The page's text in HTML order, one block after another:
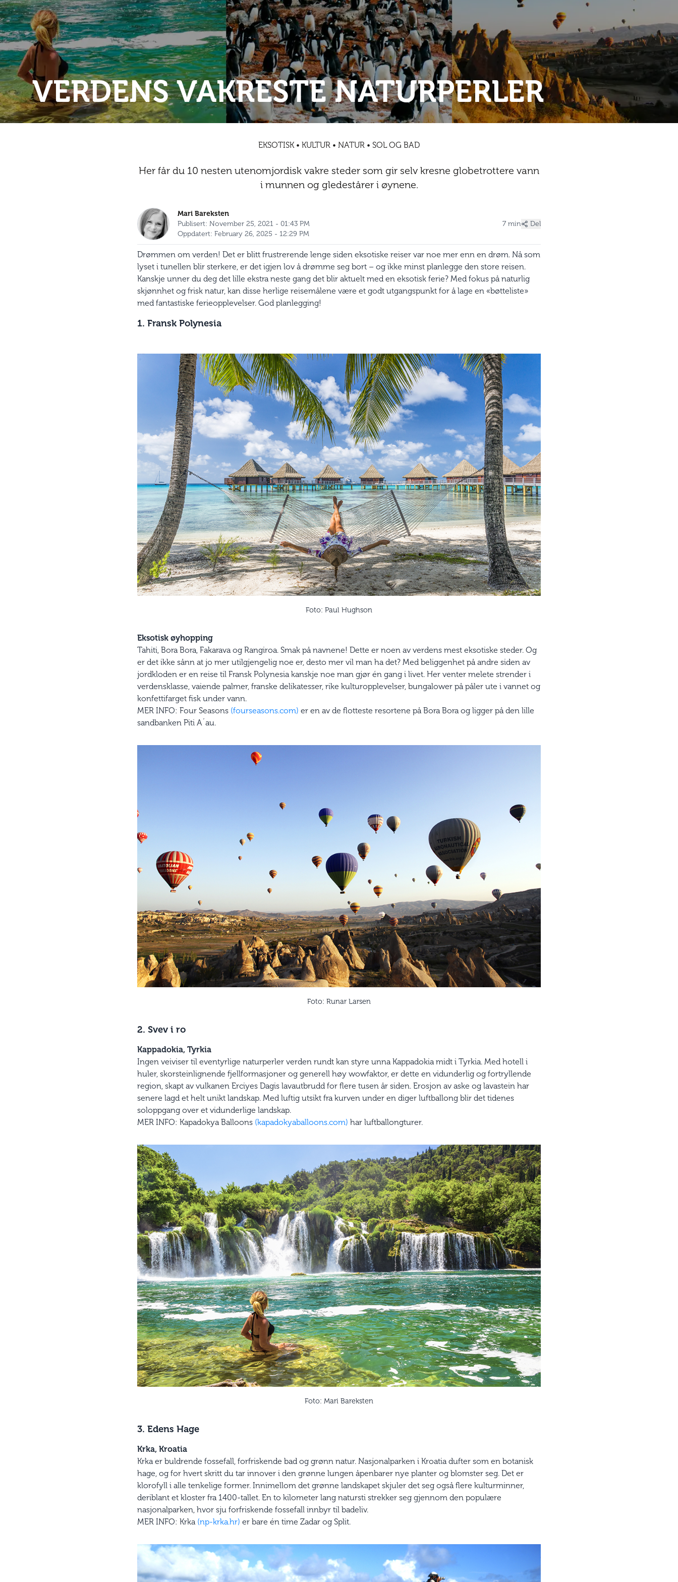
VERDENS VAKRESTE NATURPERLER
EKSOTISK • KULTUR • NATUR • SOL OG BAD
Her får du 10 nesten utenomjordisk vakre steder som gir selv kresne globetrottere vann
i munnen og gledestårer i øynene.
Mari Bareksten
Publisert: November 25, 2021 - 01:43 PM
Oppdatert: February 26, 2025 - 12:29 PM
7 min Del
Drømmen om verden! Det er blitt frustrerende lenge siden eksotiske reiser var noe mer enn en drøm. Nå som
lyset i tunellen blir sterkere, er det igjen lov å drømme seg bort – og ikke minst planlegge den store reisen.
Kanskje unner du deg det lille ekstra neste gang det blir aktuelt med en eksotisk ferie? Med fokus på naturlig
skjønnhet og frisk natur, kan disse herlige reisemålene være et godt utgangspunkt for å lage en «bøtteliste»
med fantastiske ferieopplevelser. God planlegging!
1. Fransk Polynesia
Foto: Paul Hughson
Eksotisk øyhopping
Tahiti, Bora Bora, Fakarava og Rangiroa. Smak på navnene! Dette er noen av verdens mest eksotiske steder. Og
er det ikke sånn at jo mer utilgjengelig noe er, desto mer vil man ha det? Med beliggenhet på andre siden av
jordkloden er en reise til Fransk Polynesia kanskje noe man gjør én gang i livet. Her venter melete strender i
verdensklasse, vaiende palmer, franske delikatesser, rike kulturopplevelser, bungalower på påler ute i vannet og
konfettifarget fisk under vann.
MER INFO: Four Seasons (fourseasons.com) er en av de flotteste resortene på Bora Bora og ligger på den lille
sandbanken Piti A´au.
Foto: Runar Larsen
2. Svev i ro
Kappadokia, Tyrkia
Ingen veiviser til eventyrlige naturperler verden rundt kan styre unna Kappadokia midt i Tyrkia. Med hotell i
huler, skorstein­lignende fjellformasjoner og generell høy wow­faktor, er dette en vidunderlig og fortryllende
region, skapt av vulkanen Erciyes Dagis lavautbrudd for flere tusen år siden. Erosjon av aske og lavastein har
senere lagd et helt unikt landskap. Med luftig utsikt fra kurven under en diger luftballong blir det tidenes
soloppgang over et vidunderlige landskap.
MER INFO: Kapadokya Balloons (kapadokyaballoons.com) har luftballongturer.
Foto: Mari Bareksten
3. Edens Hage
Krka, Kroatia
Krka er buldrende fossefall, forfriskende bad og grønn natur. Nasjonalparken i Kroatia dufter som en botanisk
hage, og for hvert skritt du tar innover i den grønne lungen åpenbarer nye planter og blomster seg. Det er
klorofyll i alle tenkelige former. Innimellom det grønne landskapet skjuler det seg også flere kulturminner,
deriblant et kloster fra 1400-tallet. En to kilometer lang natursti strekker seg gjennom den populære
nasjonalparken, hvor sju forfriskende fossefall innbyr til badeliv.
MER INFO: Krka (np-krka.hr) er bare én time Zadar og Split.